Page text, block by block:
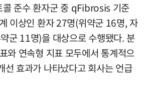
콜 준수 환자군 중 qFibrosis 기준
이상인 환자 27명(위약군 16명, 자
군 11명)을 대상으로 수행됐다. 분
와 연속형 지표 모두에서 통계적으
선 효과가 나타났다고 회사는 언급